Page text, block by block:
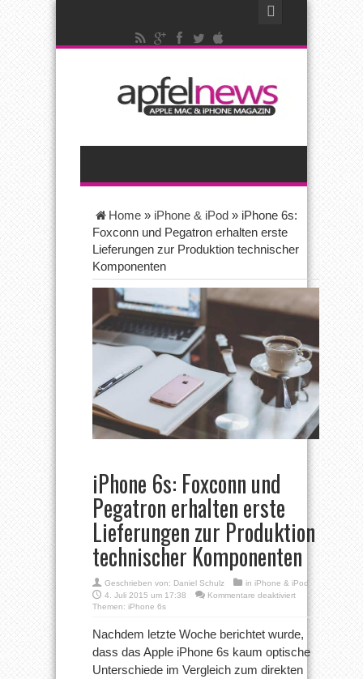
Home » iPhone & iPod » iPhone 6s:
Foxconn und Pegatron erhalten erste
Lieferungen zur Produktion technischer
Komponenten
iPhone 6s: Foxconn und
Pegatron erhalten erste
Lieferungen zur Produktion
technischer Komponenten
Geschrieben von: Daniel Schulz in iPhone & iPod
4. Juli 2015 um 17:38
Kommentare deaktiviertfür
iPhone
und
Pegatron
erhalten
erste
Themen: iPhone 6s
Nachdem letzte Woche berichtet wurde,
dass das Apple iPhone 6s kaum optische
Unterschiede im Vergleich zum direkten